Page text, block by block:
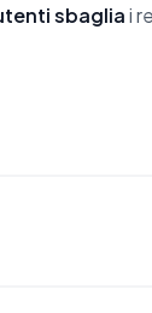
sbagliai